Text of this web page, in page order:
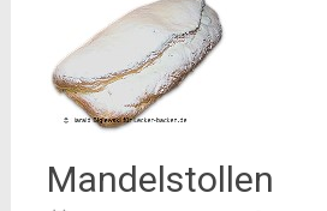
Mandelstollen